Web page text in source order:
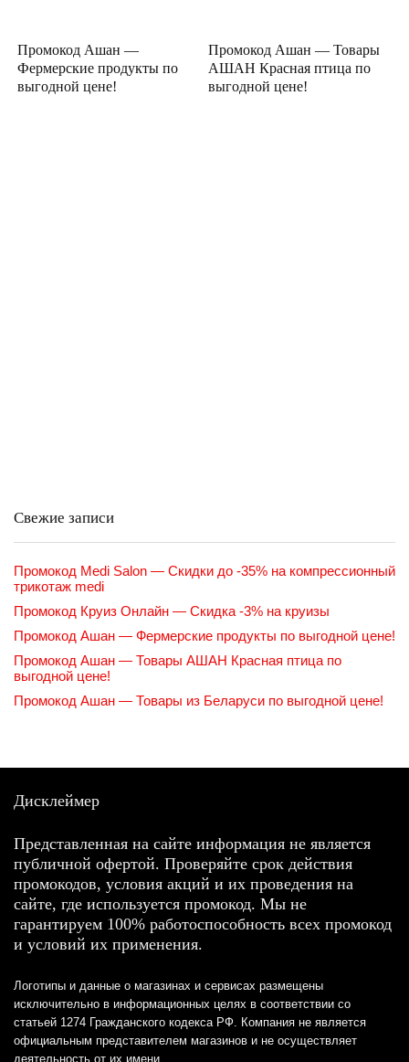
Промокод Ашан —
Фермерские продукты по
выгодной цене!
Промокод Ашан — Товары
АШАН Красная птица по
выгодной цене!
Свежие записи
Промокод Medi Salon — Скидки до -35% на компрессионный
трикотаж medi
Промокод Круиз Онлайн — Скидка -3% на круизы
Промокод Ашан — Фермерские продукты по выгодной цене!
Промокод Ашан — Товары АШАН Красная птица по
выгодной цене!
Промокод Ашан — Товары из Беларуси по выгодной цене!
Дисклеймер
Представленная на сайте информация не является
публичной офертой. Проверяйте срок действия
промокодов, условия акций и их проведения на
сайте, где используется промокод. Мы не
гарантируем 100% работоспособность всех промокод
и условий их применения.
Логотипы и данные о магазинах и сервисах размещены
исключительно в информационных целях в соответствии со
статьей 1274 Гражданского кодекса РФ. Компания не является
официальным представителем магазинов и не осуществляет
деятельность от их имени.